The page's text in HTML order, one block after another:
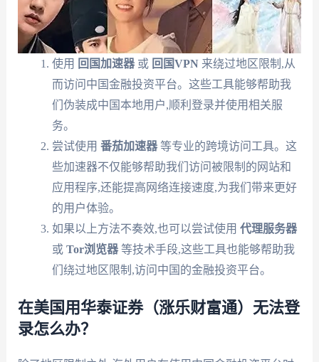
使用 回国加速器或 回国VPN来绕过地区限制,从
而访问中国金融投资平台。这些工具能够帮助我
们伪装成中国本地用户,顺利登录并使用相关服
务。
尝试使用 番茄加速器等专业的跨境访问工具。这
些加速器不仅能够帮助我们访问被限制的网站和
应用程序,还能提高网络连接速度,为我们带来更好
的用户体验。
如果以上方法不奏效,也可以尝试使用 代理服务器
或 Tor浏览器等技术手段,这些工具也能够帮助我
们绕过地区限制,访问中国的金融投资平台。
在美国用华泰证券（涨乐财富通）无法登
录怎么办？